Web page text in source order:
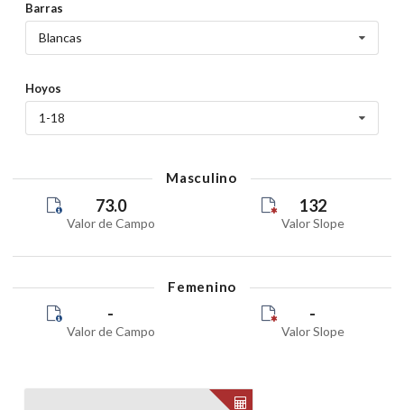
Barras
Blancas
Hoyos
1-18
Masculino
73.0
Valor de Campo
132
Valor Slope
Femenino
-
Valor de Campo
-
Valor Slope